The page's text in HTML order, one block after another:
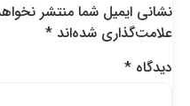
نشانی ایمیل شما منتشر نخواهد
علامت‌گذاری شده‌اند*
دیدگاه*